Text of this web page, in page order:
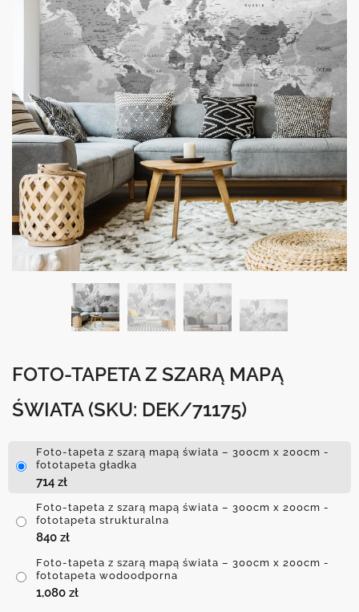
FOTO-TAPETA Z SZARĄ MAPĄ
ŚWIATA (SKU: DEK/71175)
Foto-tapeta z szarą mapą świata – 300cm x 200cm -
fototapeta gładka
714 zł
Foto-tapeta z szarą mapą świata – 300cm x 200cm -
fototapeta strukturalna
840 zł
Foto-tapeta z szarą mapą świata – 300cm x 200cm -
fototapeta wodoodporna
1,080 zł